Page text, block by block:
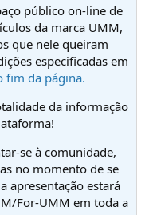
público on-line de
da marca UMM,
que nele queiram
especificadas em
fim da página.
da informação
se à comunidade,
no momento de se
apresentação estará
For-UMM em toda a